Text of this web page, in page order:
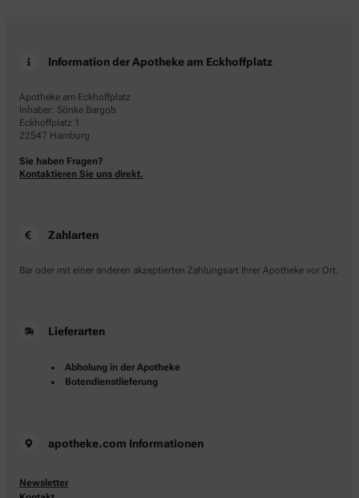
Information der Apotheke am Eckhoffplatz
Apotheke am Eckhoffplatz
Inhaber: Sönke Bargob
Eckhoffplatz 1
22547 Hamburg
Sie haben Fragen?
Kontaktieren Sie uns direkt.
Zahlarten
Bar oder mit einer anderen akzeptierten Zahlungsart Ihrer Apotheke vor Ort.
Lieferarten
Abholung in der Apotheke
Botendienstlieferung
apotheke.com Informationen
Newsletter